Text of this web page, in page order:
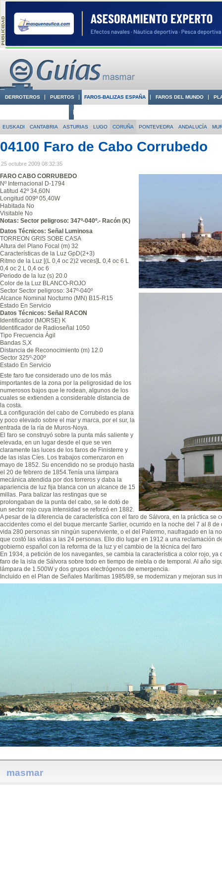
DERROTEROS PUERTOS FAROS-BALIZAS ESPAÑA FAROS DEL MUNDO
EUSKADI CANTABRIA ASTURIAS LUGO CORUÑA PONTEVEDRA ANDALUCÍA
04100 Faro de Cabo Corrubedo
25 octubre 2009 08:32:35
FARO CABO CORRUBEDO
Nº Internacional D-1794
Latitud 42º 34,60N
Longitud 009º 05,40W
Habitada No
Visitable No
Notas: Sector peligroso: 347º-040º.- Racón (K)
Datos Técnicos: Señal Luminosa
TORREON GRIS SOBE CASA
Altura del Plano Focal (m) 32
Características de la Luz GpD(2+3)
Ritmo de la Luz [(L 0,4 oc 2)2 veces]L 0,4 oc 6 L
0,4 oc 2 L 0,4 oc 6
Periodo de la luz (s) 20.0
Color de la Luz BLANCO-ROJO
Sector Sector peligroso: 347º-040º
Alcance Nominal Nocturno (MN) B15-R15
Estado En Servicio
Datos Técnicos: Señal RACON
Identificador (MORSE) K
Identificador de Radioseñal 1050
Tipo Frecuencia Ágil
Bandas S,X
Distancia de Reconocimiento (m) 12.0
Sector 325º-200º
Estado En Servicio
Este faro fue considerado uno de los más
importantes de la zona por la peligrosidad de los
numerosos bajos que le rodean, algunos de los
cuales se extienden a considerable distancia de
la costa.
La configuración del cabo de Corrubedo es plana
y poco elevado sobre el mar y marca, por el sur, la
entrada de la ría de Muros-Noya.
El faro se construyó sobre la punta más saliente y
elevada, en un lugar desde el que se ven
claramente las luces de los faros de Finisterre y
de las islas Cíes. Los trabajos comenzaron en
mayo de 1852. Su encendido no se produjo hasta
el 20 de febrero de 1854.Tenía una lámpara
mecánica atendida por dos torreros y daba la
apariencia de luz fija blanca con un alcance de 15
millas. Para balizar las restingas que se
prolongaban de la punta del cabo, se le dotó de
un sector rojo cuya intensidad se reforzó en 1882.
A pesar de la diferencia de característica con el faro de Sálvora, en la práctica se
accidentes como el del buque mercante Sarlier, ocurrido en la noche del 7 al 8
vida 280 personas sin ningún superviviente, o el del Palermo, naufragado en la
que costó las vidas a las 24 personas. Ello dio lugar en 1912 a una reclamación
gobierno español con la reforma de la luz y el cambio de la técnica del faro
En 1934, a petición de los navegantes, se cambia la característica a color rojo,
faro de la isla de Sálvora sobre todo en tiempo de niebla o de temporal. Al año
lámpara de 1.500W y dos grupos electrógenos de emergencia.
Incluido en el Plan de Señales Marítimas 1985/89, se modernizan y mejoran sus
masmar